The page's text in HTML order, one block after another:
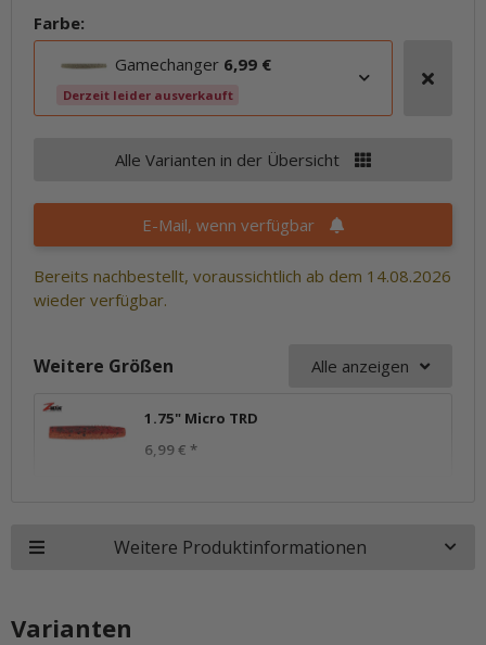
Farbe:
Gamechanger 6,99 €
Derzeit leider ausverkauft
Alle Varianten in der Übersicht
E-Mail, wenn verfügbar
Bereits nachbestellt, voraussichtlich ab dem 14.08.2026
wieder verfügbar.
Weitere Größen Alle anzeigen
1.75" Micro TRD
6,99 € *
Weitere Produktinformationen
Varianten